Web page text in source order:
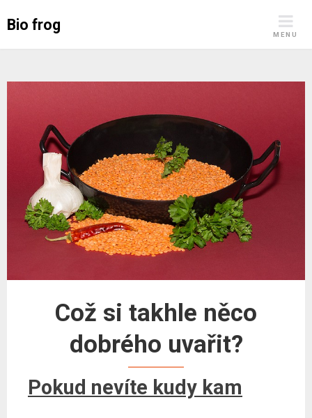
Bio frog
MENU
Což si takhle něco
dobrého uvařit?
Pokud nevíte kudy kam